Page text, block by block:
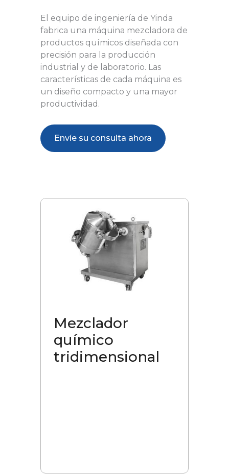
El equipo de ingeniería de Yinda
fabrica una máquina mezcladora de
productos químicos diseñada con
precisión para la producción
industrial y de laboratorio. Las
características de cada máquina es
un diseño compacto y una mayor
productividad.
Envíe su consulta ahora
Mezclador
químico
tridimensional